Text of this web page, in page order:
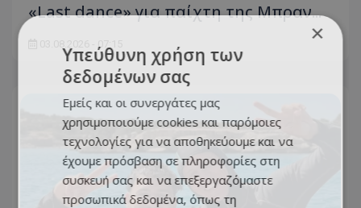
«Last dance» για παίχτη της Μπραν...
03.08.2026 - 07:15 ×
Υπεύθυνη χρήση των
δεδομένων σας
Εμείς και οι συνεργάτες μας
χρησιμοποιούμε cookies και παρόμοιες
τεχνολογίες για να αποθηκεύουμε και να
έχουμε πρόσβαση σε πληροφορίες στη
συσκευή σας και να επεξεργαζόμαστε
προσωπικά δεδομένα, όπως τη